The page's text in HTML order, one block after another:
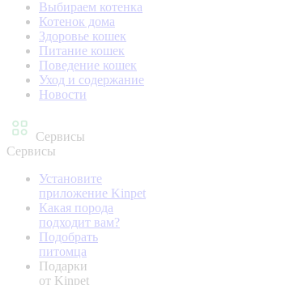
Выбираем котенка
Котенок дома
Здоровье кошек
Питание кошек
Поведение кошек
Уход и содержание
Новости
Сервисы
Сервисы
Установите
приложение Kinpet
Какая порода
подходит вам?
Подобрать
питомца
Подарки
от Kinpet